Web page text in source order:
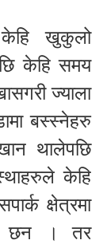
खुकुलो
केहि समय
ज्याला
बस्स्नेहरु
थालेपछि
केहि
क्षेत्रमा
छन । तर